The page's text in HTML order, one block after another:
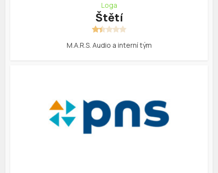
Loga
Štětí
M.A.R.S. Audio a interní tým